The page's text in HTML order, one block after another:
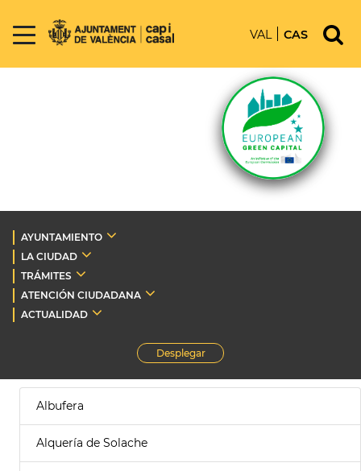
VAL CAS
AYUNTAMIENTO
LA CIUDAD
TRÁMITES
ATENCIÓN CIUDADANA
ACTUALIDAD
Desplegar
Albufera
Alquería de Solache